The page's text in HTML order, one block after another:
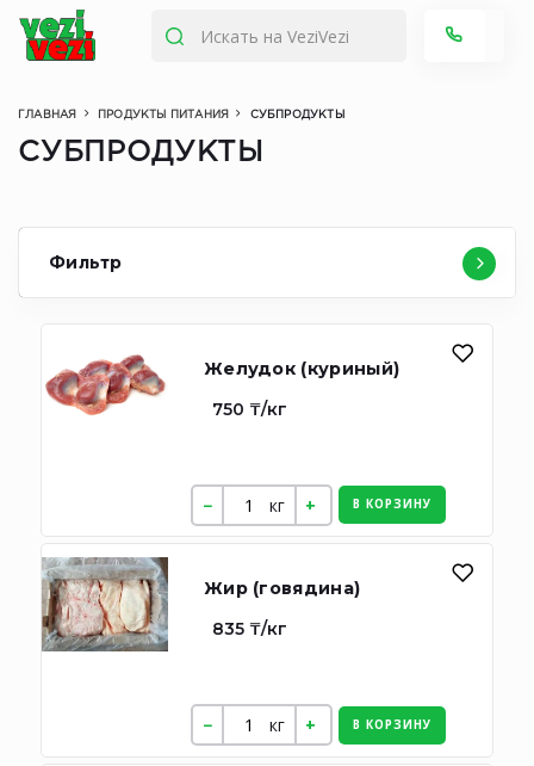
ГЛАВНАЯ ПРОДУКТЫ ПИТАНИЯ СУБПРОДУКТЫ
СУБПРОДУКТЫ
Фильтр
Желудок (куриный)
750 ₸/кг
кг В КОРЗИНУ
Жир (говядина)
835 ₸/кг
кг В КОРЗИНУ